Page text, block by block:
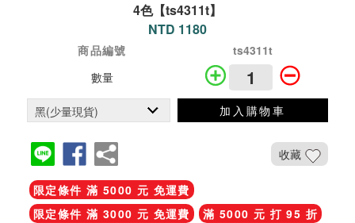
4色【ts4311t】
NTD 1180
商品編號
ts4311t
數量
加入購物車
收藏
限定條件 滿 5000 元 免運費
限定條件 滿 3000 元 免運費
滿 5000 元 打 95 折